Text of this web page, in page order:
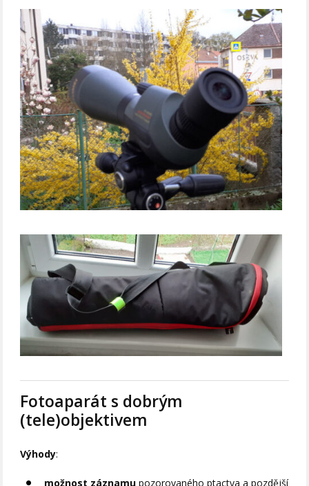
Fotoaparát s dobrým
(tele)objektivem
Výhody:
možnost záznamu pozorovaného ptactva a pozdější